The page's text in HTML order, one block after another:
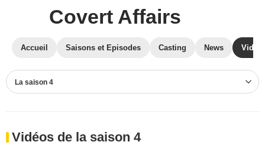
Covert Affairs
Accueil Saisons et Episodes Casting News
La saison 4
Vidéos de la saison 4